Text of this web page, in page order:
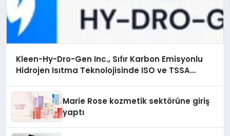
Kleen-Hy-Dro-Gen Inc., Sıfır Karbon Emisyonlu
Hidrojen Isıtma Teknolojisinde ISO ve TSSA
Marie Rose kozmetik sektörüne giriş
yaptı